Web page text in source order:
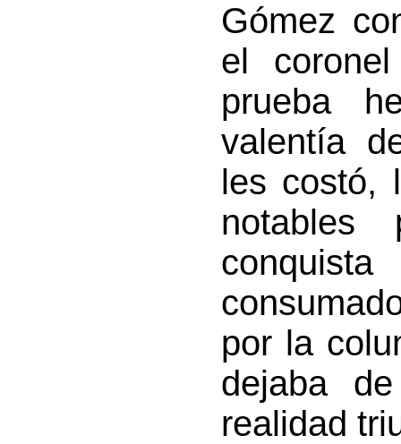
Gómez
el
prueba
valentía
les costó,
notables
por la
dejaba
realidad